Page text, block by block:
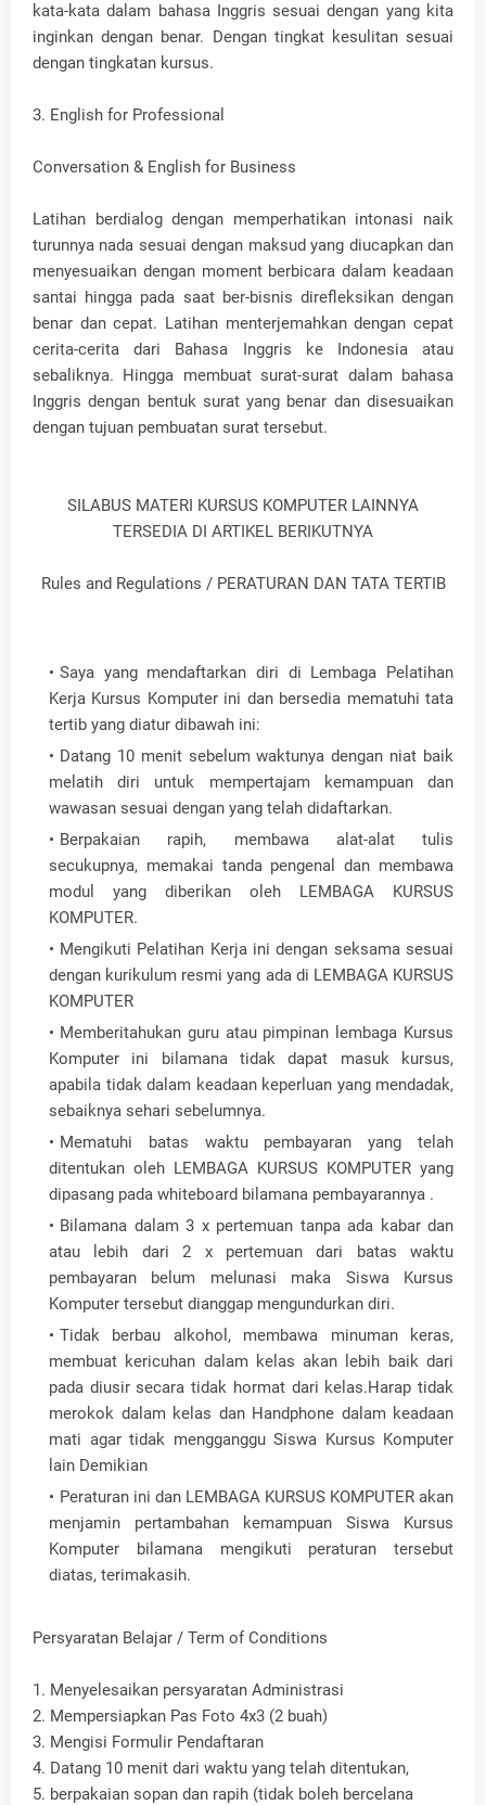
kata-kata dalam bahasa Inggris sesuai dengan yang kita
inginkan dengan benar. Dengan tingkat kesulitan sesuai
dengan tingkatan kursus.
3. English for Professional
Conversation & English for Business
Latihan berdialog dengan memperhatikan intonasi naik
turunnya nada sesuai dengan maksud yang diucapkan dan
menyesuaikan dengan moment berbicara dalam keadaan
santai hingga pada saat ber-bisnis direfleksikan dengan
benar dan cepat. Latihan menterjemahkan dengan cepat
cerita-cerita dari Bahasa Inggris ke Indonesia atau
sebaliknya. Hingga membuat surat-surat dalam bahasa
Inggris dengan bentuk surat yang benar dan disesuaikan
dengan tujuan pembuatan surat tersebut.
SILABUS MATERI KURSUS KOMPUTER LAINNYA
TERSEDIA DI ARTIKEL BERIKUTNYA
Rules and Regulations / PERATURAN DAN TATA TERTIB
Saya yang mendaftarkan diri di Lembaga Pelatihan
Kerja Kursus Komputer ini dan bersedia mematuhi tata
tertib yang diatur dibawah ini:
Datang 10 menit sebelum waktunya dengan niat baik
melatih diri untuk mempertajam kemampuan dan
wawasan sesuai dengan yang telah didaftarkan.
Berpakaian rapih, membawa alat-alat tulis
secukupnya, memakai tanda pengenal dan membawa
modul yang diberikan oleh LEMBAGA KURSUS
KOMPUTER.
Mengikuti Pelatihan Kerja ini dengan seksama sesuai
dengan kurikulum resmi yang ada di LEMBAGA KURSUS
KOMPUTER
Memberitahukan guru atau pimpinan lembaga Kursus
Komputer ini bilamana tidak dapat masuk kursus,
apabila tidak dalam keadaan keperluan yang mendadak,
sebaiknya sehari sebelumnya.
Mematuhi batas waktu pembayaran yang telah
ditentukan oleh LEMBAGA KURSUS KOMPUTER yang
dipasang pada whiteboard bilamana pembayarannya .
Bilamana dalam 3 x pertemuan tanpa ada kabar dan
atau lebih dari 2 x pertemuan dari batas waktu
pembayaran belum melunasi maka Siswa Kursus
Komputer tersebut dianggap mengundurkan diri.
Tidak berbau alkohol, membawa minuman keras,
membuat kericuhan dalam kelas akan lebih baik dari
pada diusir secara tidak hormat dari kelas.Harap tidak
merokok dalam kelas dan Handphone dalam keadaan
mati agar tidak mengganggu Siswa Kursus Komputer
lain Demikian
Peraturan ini dan LEMBAGA KURSUS KOMPUTER akan
menjamin pertambahan kemampuan Siswa Kursus
Komputer bilamana mengikuti peraturan tersebut
diatas, terimakasih.
Persyaratan Belajar / Term of Conditions
1. Menyelesaikan persyaratan Administrasi
2. Mempersiapkan Pas Foto 4x3 (2 buah)
3. Mengisi Formulir Pendaftaran
4. Datang 10 menit dari waktu yang telah ditentukan,
5. berpakaian sopan dan rapih (tidak boleh bercelana